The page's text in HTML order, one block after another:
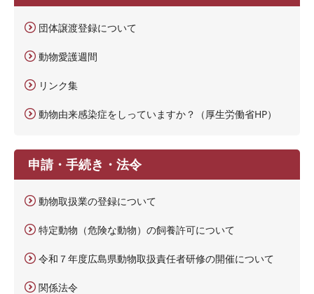
団体譲渡登録について
動物愛護週間
リンク集
動物由来感染症をしっていますか？（厚生労働省HP）
申請・手続き・法令
動物取扱業の登録について
特定動物（危険な動物）の飼養許可について
令和７年度広島県動物取扱責任者研修の開催について
関係法令